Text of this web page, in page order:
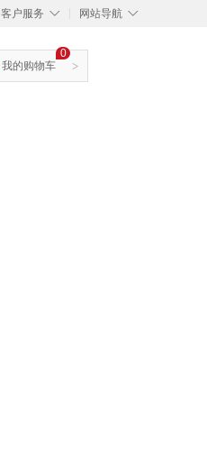
◇
客户服务 ◇
网站导航
>
0
我的购物车